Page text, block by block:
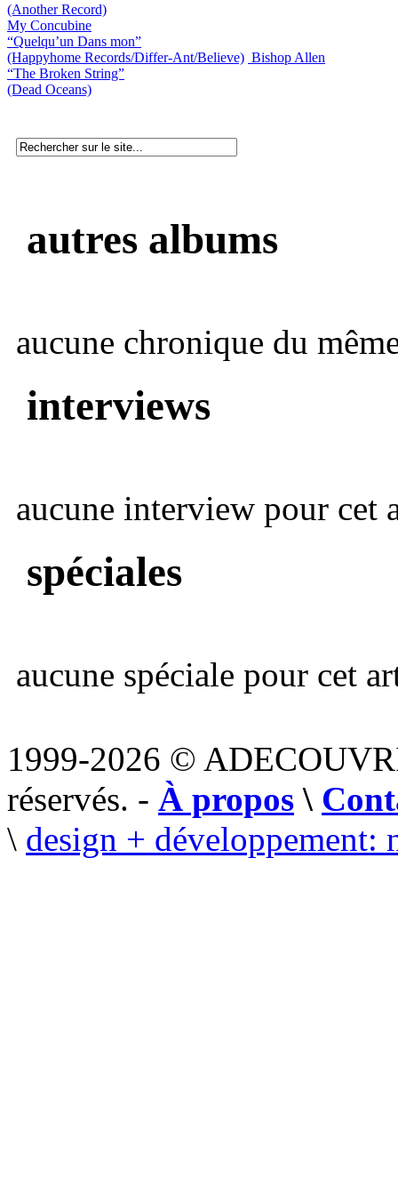
(Another Record)
My Concubine
“Quelqu’un Dans mon”
(Happyhome Records/Differ-Ant/Believe) Bishop Allen
“The Broken String”
(Dead Oceans)
autres albums
aucune chronique du
interviews
aucune interview pour cet
spéciales
aucune spéciale pour cet
1999-2026 ©
réservés. - À propos \
\ design + développement: